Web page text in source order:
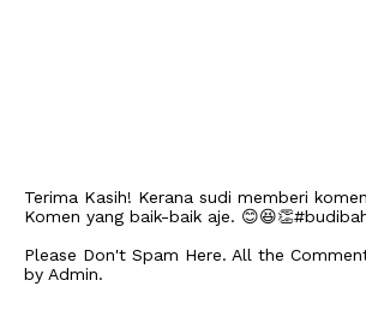
Terima Kasih! Kerana sudi memberi
Komen yang baik-baik aje.
Please Don't Spam Here. All the
by Admin.